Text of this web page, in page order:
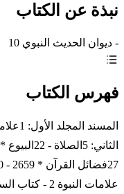
نبذة عن الكتاب
- ديوان الحديث النبوي 10
فهرس الكتاب